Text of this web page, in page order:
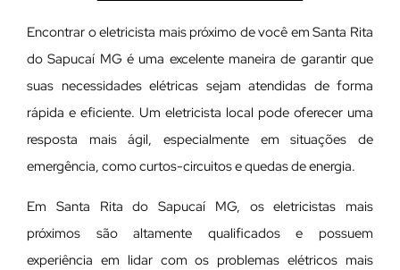
Encontrar o eletricista mais próximo de você em Santa Rita
do Sapucaí MG é uma excelente maneira de garantir que
suas necessidades elétricas sejam atendidas de forma
rápida e eficiente. Um eletricista local pode oferecer uma
resposta mais ágil, especialmente em situações de
emergência, como curtos-circuitos e quedas de energia.
Em Santa Rita do Sapucaí MG, os eletricistas mais
próximos são altamente qualificados e possuem
experiência em lidar com os problemas elétricos mais